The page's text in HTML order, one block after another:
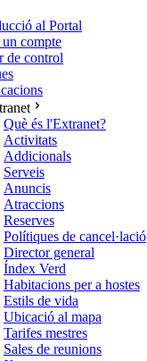
al Portal
compte
de control
Què és l'Extranet?
Activitats
Addicionals
Serveis
Anuncis
Atraccions
Reserves
Polítiques de cancel·lació
Director general
Índex Verd
Habitacions per a hostes
Estils de vida
Ubicació al mapa
Tarifes mestres
Sales de reunions